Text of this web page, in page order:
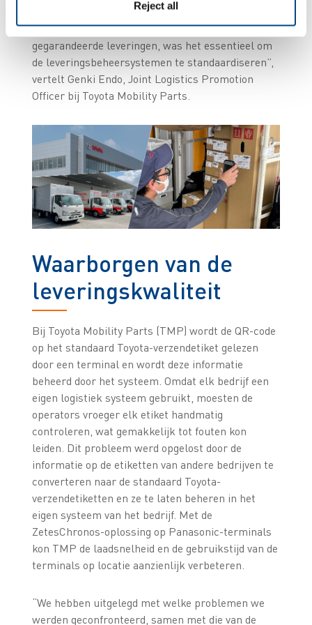
Reject all
verschillende locaties met zich meebracht. Om
zeker te zijn van kwalitatief hoogwaardige en
gegarandeerde leveringen, was het essentieel om
de leveringsbeheersystemen te standaardiseren”,
vertelt Genki Endo, Joint Logistics Promotion
Officer bij Toyota Mobility Parts.
Waarborgen van de
leveringskwaliteit
Bij Toyota Mobility Parts (TMP) wordt de QR-code
op het standaard Toyota-verzendetiket gelezen
door een terminal en wordt deze informatie
beheerd door het systeem. Omdat elk bedrijf een
eigen logistiek systeem gebruikt, moesten de
operators vroeger elk etiket handmatig
controleren, wat gemakkelijk tot fouten kon
leiden. Dit probleem werd opgelost door de
informatie op de etiketten van andere bedrijven te
converteren naar de standaard Toyota-
verzendetiketten en ze te laten beheren in het
eigen systeem van het bedrijf. Met de
ZetesChronos-oplossing op Panasonic-terminals
kon TMP de laadsnelheid en de gebruikstijd van de
terminals op locatie aanzienlijk verbeteren.
“We hebben uitgelegd met welke problemen we
werden geconfronteerd, samen met die van de